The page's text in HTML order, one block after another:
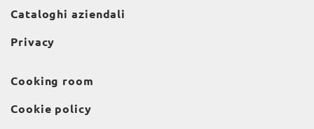
Cataloghi aziendali
Privacy
Cooking room
Cookie policy